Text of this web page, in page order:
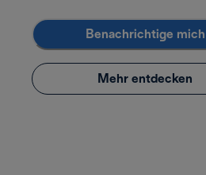
Benachrichtige mich
Mehr entdecken